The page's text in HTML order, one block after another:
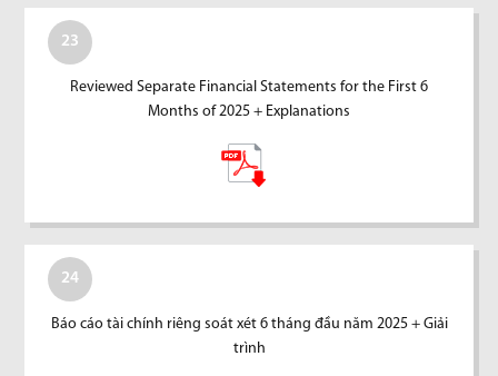
23
Reviewed Separate Financial Statements for the First 6
Months of 2025 + Explanations
24
Báo cáo tài chính riêng soát xét 6 tháng đầu năm 2025 + Giải
trình